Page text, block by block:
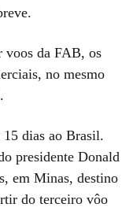
voos da FAB, os
no mesmo
dias ao Brasil.
presidente Donald
em Minas, destino
do terceiro vôo